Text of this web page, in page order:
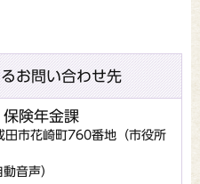
お問い合わせ先
険年金課
市花崎町760番地（市役所
音声）